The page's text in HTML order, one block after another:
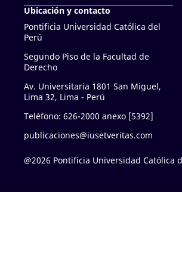
Ubicación y contacto
Pontificia Universidad Católica del
Perú
Segundo Piso de la Facultad de
Derecho
Av. Universitaria 1801 San Miguel,
Lima 32, Lima - Perú
Teléfono: 626-2000 anexo [5392]
publicaciones@iusetveritas.com
@2026 Pontificia Universidad Católica